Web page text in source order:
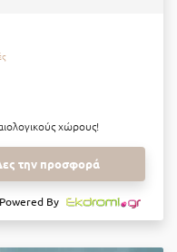
χώρους!
την προσφορά
Powered By